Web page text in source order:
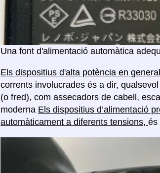
Una font d'alimentació automàtica
Els dispositius d'alta potència en
corrents involucrades és a dir,
(o fred), com assecadors de cabell,
moderna Els dispositius d’alimentació
automàticament a diferents tensions, és